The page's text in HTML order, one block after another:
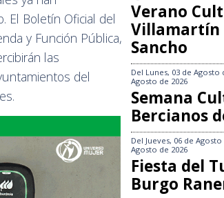
El Boletín Oficial del
y Función Pública,
las
del
Verano
Villamartín
Sancho
Del Lunes, 03 de Agosto
Agosto de 2026
Semana
Bercianos
Del Jueves, 06 de Agosto
Agosto de 2026
Fiesta del
Burgo